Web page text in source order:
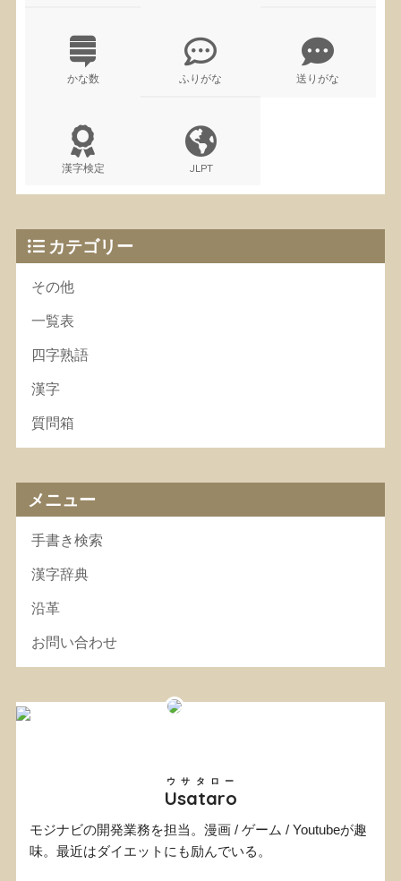
かな数 ふりがな 送りがな
漢字検定 JLPT
カテゴリー
その他
一覧表
四字熟語
漢字
質問箱
メニュー
手書き検索
漢字辞典
沿革
お問い合わせ
Usataro
ウサタロー
モジナビの開発業務を担当。漫画 / ゲーム / Youtubeが趣
味。最近はダイエットにも励んでいる。